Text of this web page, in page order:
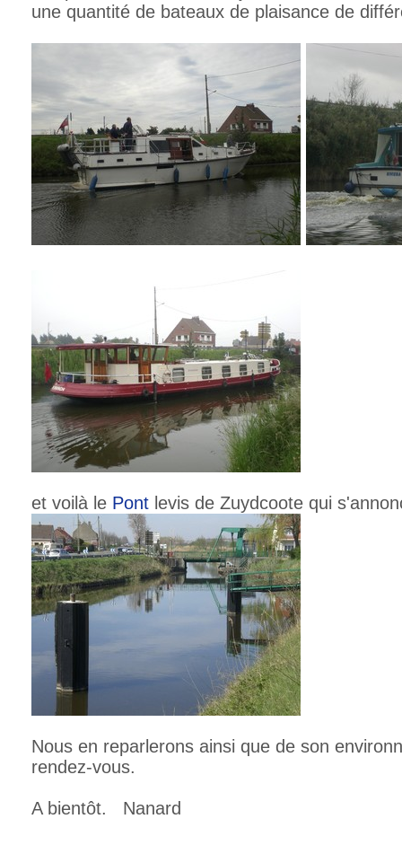
une quantité de bateaux de plaisance de
et voilà le Pont levis de Zuydcoote qui
Nous en reparlerons ainsi que de son
rendez-vous.
A bientôt. Nanard